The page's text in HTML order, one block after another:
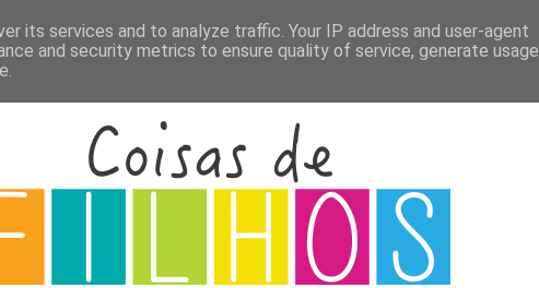
its services and to analyze traffic. Your IP address and user-agent
and security metrics to ensure quality of service, generate usage